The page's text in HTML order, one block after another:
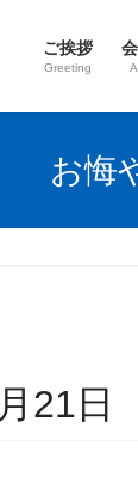
ご挨拶
Greeting
お悔
21